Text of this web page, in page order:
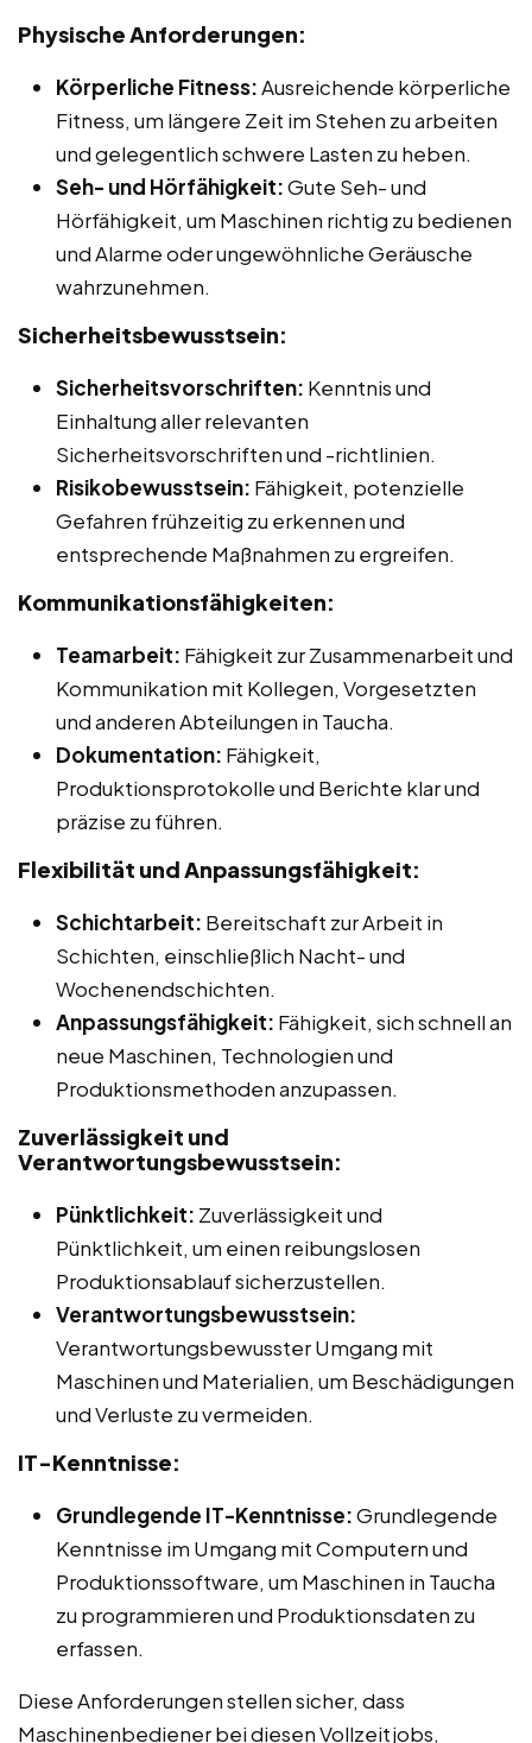
Physische Anforderungen:
Körperliche Fitness:Ausreichende körperliche
Fitness, um längere Zeit im Stehen zu arbeiten
und gelegentlich schwere Lasten zu heben.
Seh- und Hörfähigkeit:Gute Seh- und
Hörfähigkeit, um Maschinen richtig zu bedienen
und Alarme oder ungewöhnliche Geräusche
wahrzunehmen.
Sicherheitsbewusstsein:
Sicherheitsvorschriften: Kenntnis und
Einhaltung aller relevanten
Sicherheitsvorschriften und -richtlinien.
Risikobewusstsein: Fähigkeit, potenzielle
Gefahren frühzeitig zu erkennen und
entsprechende Maßnahmen zu ergreifen.
Kommunikationsfähigkeiten:
Teamarbeit: Fähigkeit zur Zusammenarbeit und
Kommunikation mit Kollegen, Vorgesetzten
und anderen Abteilungen in Taucha.
Dokumentation: Fähigkeit,
Produktionsprotokolle und Berichte klar und
präzise zu führen.
Flexibilität und Anpassungsfähigkeit:
Schichtarbeit: Bereitschaft zur Arbeit in
Schichten, einschließlich Nacht- und
Wochenendschichten.
Anpassungsfähigkeit: Fähigkeit, sich schnell an
neue Maschinen, Technologien und
Produktionsmethoden anzupassen.
Zuverlässigkeit und
Verantwortungsbewusstsein:
Pünktlichkeit: Zuverlässigkeit und
Pünktlichkeit, um einen reibungslosen
Produktionsablauf sicherzustellen.
Verantwortungsbewusstsein:
Verantwortungsbewusster Umgang mit
Maschinen und Materialien, um Beschädigungen
und Verluste zu vermeiden.
IT-Kenntnisse:
Grundlegende IT-Kenntnisse:Grundlegende
Kenntnisse im Umgang mit Computern und
Produktionssoftware, um Maschinen in Taucha
zu programmieren und Produktionsdaten zu
erfassen.
Diese Anforderungen stellen sicher, dass
Maschinenbediener bei diesen Vollzeitjobs,